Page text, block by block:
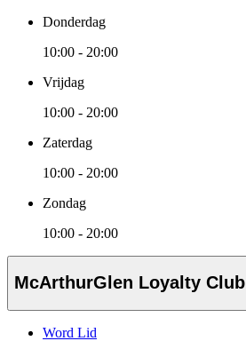
Donderdag
10:00 - 20:00
Vrijdag
10:00 - 20:00
Zaterdag
10:00 - 20:00
Zondag
10:00 - 20:00
McArthurGlen Loyalty Club
Word Lid